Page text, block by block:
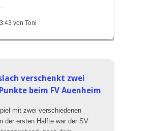
…
Celik
beschert
Punkte
gegen
von Toni
verschenkt zwei
beim FV Auenheim
mit zwei verschiedenen
der ersten Hälfte war der SV